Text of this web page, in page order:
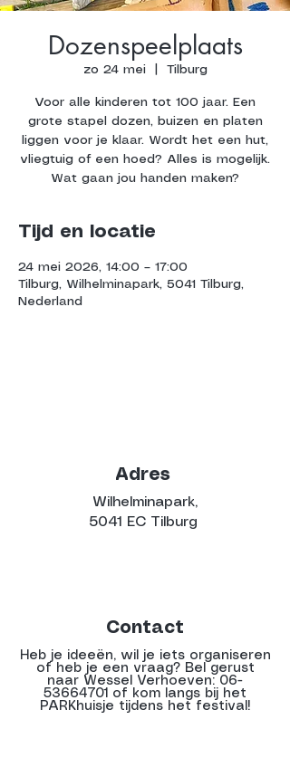
Dozenspeelplaats
zo 24 mei
  |
Tilburg
Voor alle kinderen tot 100 jaar. Een
grote stapel dozen, buizen en platen
liggen voor je klaar. Wordt het een hut,
vliegtuig of een hoed? Alles is mogelijk.
Wat gaan jou handen maken?
Tijd en locatie
24 mei 2026, 14:00 – 17:00
Tilburg, Wilhelminapark, 5041 Tilburg,
Nederland
Adres
Wilhelminapark,
5041 EC Tilburg
Contact
Heb je ideeën, wil je iets organiseren
of heb je een vraag? Bel gerust
naar Wessel Verhoeven: 06-
53664701 of kom langs bij het
PARKhuisje tijdens het festival!